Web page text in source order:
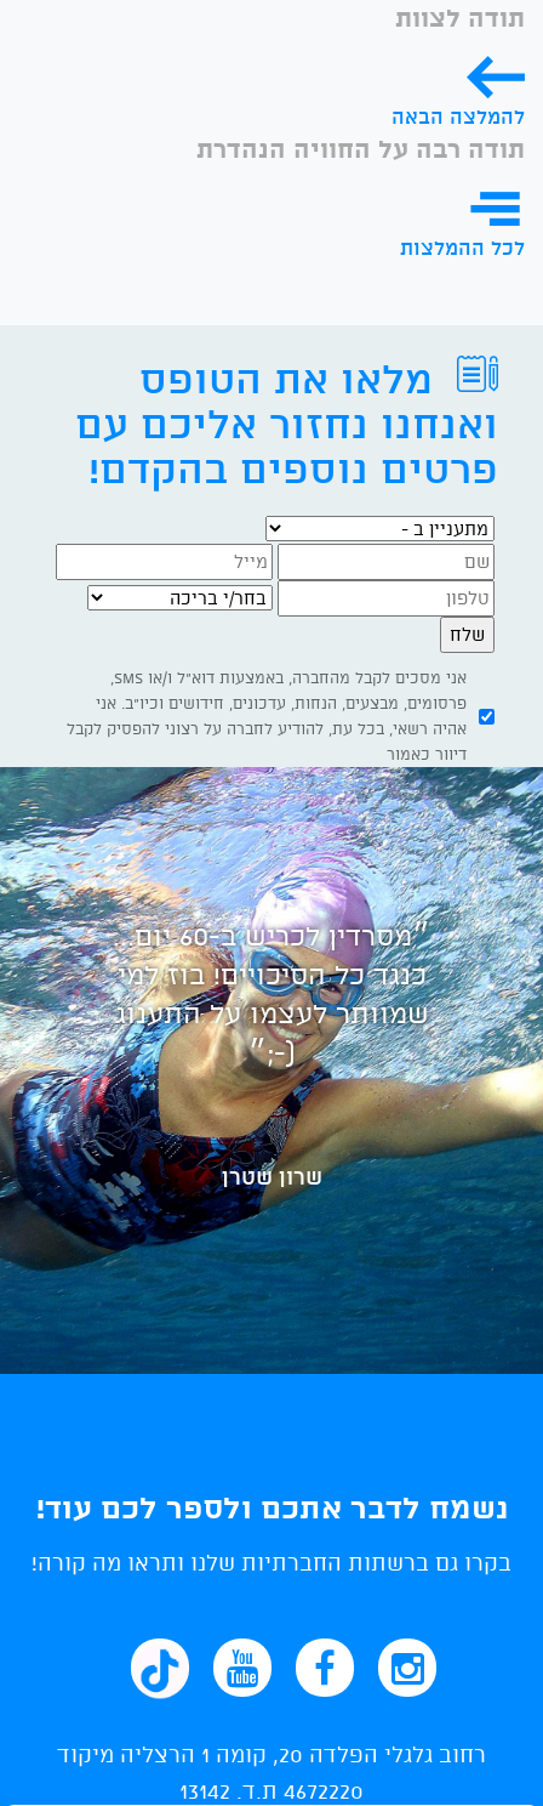
תודה לצוות
להמלצה הבאה
תודה רבה על החוויה הנהדרת
לכל ההמלצות
מלאו את הטופס
ואנחנו נחזור אליכם עם
פרטים נוספים בהקדם!
מתעניין ב -
בחר/י בריכה
פרסומים, מבצעים, הנחות, עדכונים, חידושים וכיו"ב. אני
אהיה רשאי, בכל עת, להודיע לחברה על רצוני להפסיק לקבל
דיוור כאמור
״מסרדין לכריש ב-60 יום...
כנגד כל הסיכויים! בוז למי
שמוותר לעצמו על התענוג
(-;״
שרון שטרן
נשמח לדבר אתכם ולספר לכם עוד!
בקרו גם ברשתות החברתיות שלנו ותראו מה קורה!
רחוב גלגלי הפלדה 20, קומה 1 הרצליה מיקוד
4672220 ת.ד. 13142